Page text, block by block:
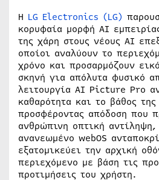
Η LG Electronics (LG)
κορυφαία μορφή AI
της χάρη στους νέους AI
οποίοι αναλύουν το
χρόνο και προσαρμόζουν
σκηνή για απόλυτα φυσικό
λειτουργία AI Picture Pro
καθαρότητα και το βάθος της
προσφέροντας απόδοση που
ανθρώπινη οπτική
ανανεωμένο webOS
εξατομικεύει την αρχική
περιεχόμενο με βάση τις
προτιμήσεις του χρήστη.